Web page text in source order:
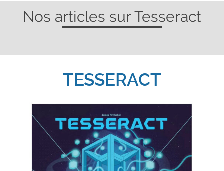
Nos articles sur Tesseract
TESSERACT